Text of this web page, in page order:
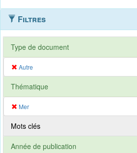
Filtres
Type de document
Autre
Thématique
Mer
Mots clés
Année de publication